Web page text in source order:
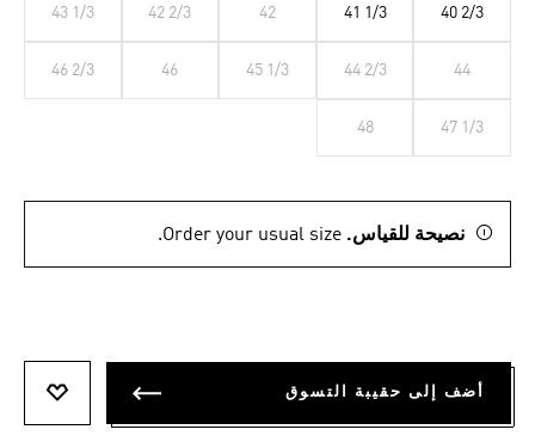
40 2/3
41 1/3
42
42 2/3
43 1/3
44
44 2/3
45 1/3
46
46 2/3
47 1/3
48
نصيحة للقياس. Order your usual size.
أضف إلى حقيبة التسوق